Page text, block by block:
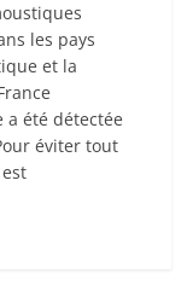
les pays
et la
a été détectée
éviter tout